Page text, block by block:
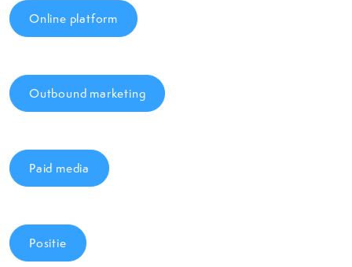
Online platform
Outbound marketing
Paid media
Positie